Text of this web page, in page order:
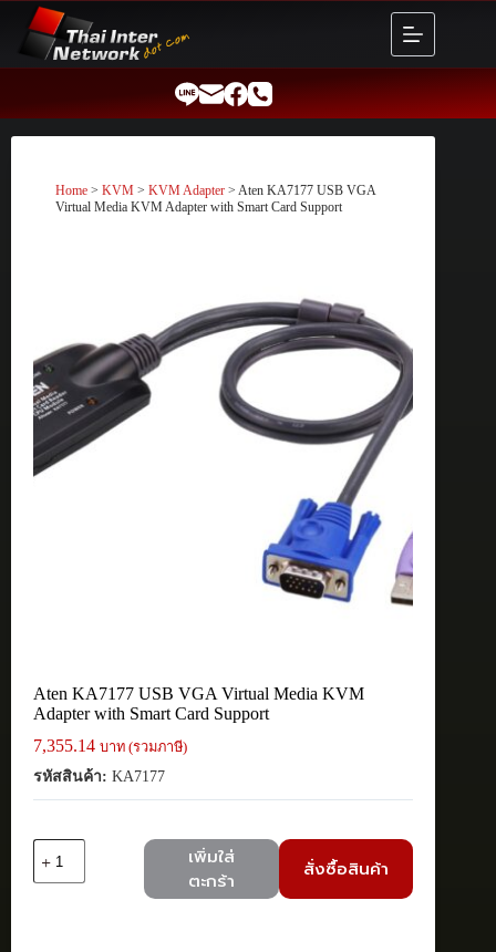
content
Home > KVM > KVM Adapter > Aten KA7177 USB VGA
Virtual Media KVM Adapter with Smart Card Support
Aten KA7177 USB VGA Virtual Media KVM
Adapter with Smart Card Support
7,355.14 บาท (รวมภาษี)
รหัสสินค้า: KA7177
Aten
เพิ่มใส่
ตะกร้า
สั่งซื้อสินค้า